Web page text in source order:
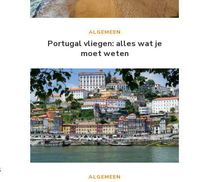
ALGEMEEN
Portugal vliegen: alles wat je
moet weten
ALGEMEEN